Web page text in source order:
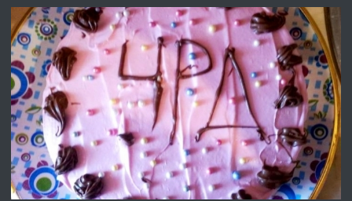
АПАРТАМЕНТ В ЦЕНТЪРА НА ГР.
ХАСКОВО
преди 3 дни
ПРЕДЛАГА Давам гараж под наем
преди 3 дни
ПРЕДЛАГА
№4120 Магазин/Офис под наем в кв.